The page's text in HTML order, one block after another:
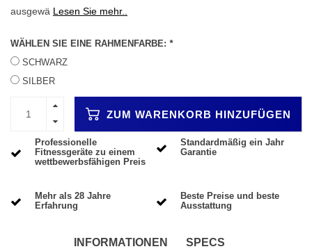
ausgewä Lesen Sie mehr..
WÄHLEN SIE EINE RAHMENFARBE: *
SCHWARZ
SILBER
ZUM WARENKORB HINZUFÜGEN
Professionelle
Fitnessgeräte zu einem
wettbewerbsfähigen Preis
Standardmäßig ein Jahr
Garantie
Mehr als 28 Jahre
Erfahrung
Beste Preise und beste
Ausstattung
INFORMATIONEN
SPECS